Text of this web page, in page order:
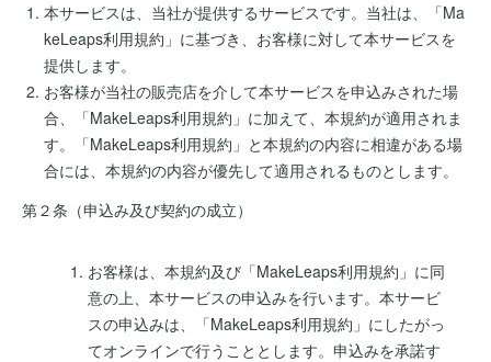
本サービスは、当社が提供するサービスです。当社は、「Ma
keLeaps利用規約」に基づき、お客様に対して本サービスを
提供します。
お客様が当社の販売店を介して本サービスを申込みされた場
合、「MakeLeaps利用規約」に加えて、本規約が適用されま
す。「MakeLeaps利用規約」と本規約の内容に相違がある場
合には、本規約の内容が優先して適用されるものとします。
第２条（申込み及び契約の成立）
お客様は、本規約及び「MakeLeaps利用規約」に同
意の上、本サービスの申込みを行います。本サービ
スの申込みは、「MakeLeaps利用規約」にしたがっ
てオンラインで行うこととします。申込みを承諾す